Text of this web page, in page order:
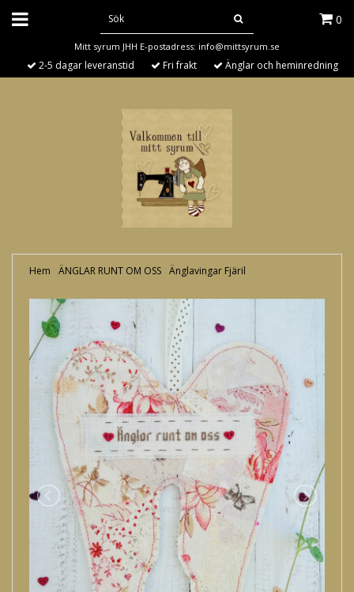
0
Mitt syrum JHH E-postadress: info@mittsyrum.se
2-5 dagar leveranstid Fri frakt Änglar och heminredning
Hem › ÄNGLAR RUNT OM OSS › Änglavingar Fjäril